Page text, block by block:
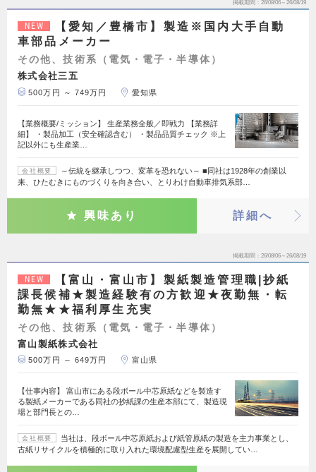
掲載期間 26/08/06～26/08/19
NEW
【愛知／豊橋市】製造※国内大手自動
車部品メーカー
その他、技術系（電気・電子・半導体）
株式会社三五
500万円 ～ 749万円 愛知県
【業務概要/ミッション】 生産業務全般／即戦力 【業務詳
細】 ・製品加工（安全確認含む） ・製品品質チェック ※上
記以外にも生産業…
会社概要
～伝統を継承しつつ、変革を恐れない～ ■同社は1928年の創業以
来、ひたむきにものづくりを向き合い、とりわけ自動車排気系部…
興味あり 詳細へ
掲載期間 26/08/06～26/08/19
NEW
【富山・富山市】製紙製造管理職|抄紙
課長候補★製造経験有の方歓迎★夜勤無・転
勤無★★福利厚生充実
その他、技術系（電気・電子・半導体）
富山製紙株式会社
500万円 ～ 649万円 富山県
【仕事内容】 富山市にある段ボール中芯原紙などを製造す
る製紙メーカーである同社の抄紙課の生産本部にて、製造現
場と部門長との…
会社概要
当社は、段ボール中芯原紙および紙管原紙の製造を主力事業とし、
古紙リサイクルを積極的に取り入れた環境配慮型生産を展開してい…